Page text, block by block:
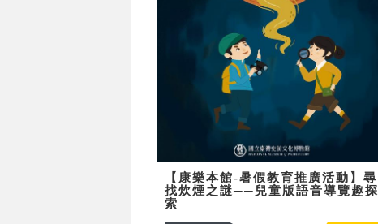
【康樂本館-暑假教育推廣活動】尋
找炊煙之謎──兒童版語音導覽趣探
索